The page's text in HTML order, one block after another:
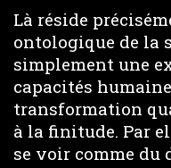
Là réside
ontologique de la
simplement une
capacités
transformation
à la finitude. Par
se voir comme du